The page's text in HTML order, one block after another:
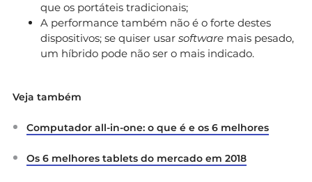
que os portáteis tradicionais;
A performance também não é o forte destes
dispositivos; se quiser usar software mais pesado,
um híbrido pode não ser o mais indicado.
Veja também
Computador all-in-one: o que é e os 6 melhores
Os 6 melhores tablets do mercado em 2018